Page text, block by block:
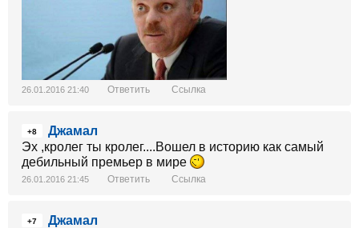
26.01.2016 21:40 Ответить Ссылка
+8
Джамал
Эх ,кролег ты кролег....Вошел в историю как самый
дебильный премьер в мире
26.01.2016 21:45 Ответить Ссылка
+7
Джамал